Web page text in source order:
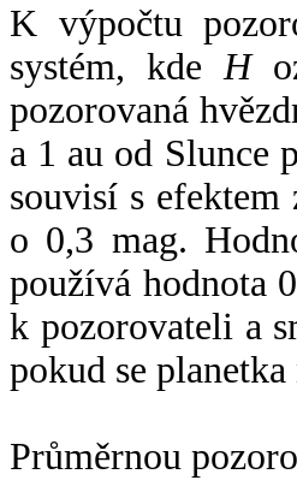
K výpočtu
systém, kde H
pozorovaná
a 1 au od Slunce
souvisí s
o 0,3 mag.
používá hodnota
k pozorovateli a
pokud se
Průměrnou